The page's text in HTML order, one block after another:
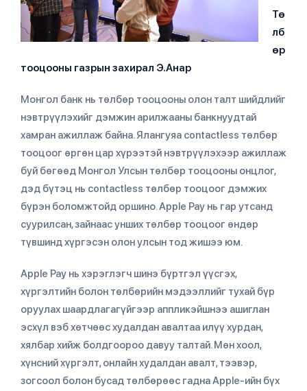
Тө
лб
өр
тооцооны газрын захирал Э.Анар
Монгол банк нь төлбөр тооцооны олон талт шийдлийг
нэвтрүүлэхийг дэмжин арилжааны банкнуудтай
хамран ажиллаж байна. Ялангуяа contactless төлбөр
тооцоог өргөн цар хүрээтэй нэвтрүүлэхээр ажиллаж
буй бөгөөд Монгол Улсын төлбөр тооцооны онцлог,
дэд бүтэц нь contactless төлбөр тооцоог дэмжих
бүрэн боломжтойд оршино. Apple Pay нь гар утсанд
суурилсан, зайнаас унших төлбөр тооцоог өндөр
түвшинд хүргэсэн олон улсын тод жишээ юм.
Apple Pay нь хэрэглэгч шинэ бүртгэл үүсгэх,
хүргэлтийн болон төлбөрийн мэдээллийг тухай бүр
оруулах шаардлагагүйгээр аппликэйшнээ ашиглан
эсхүл вэб хөтчөөс худалдан авалтаа илүү хурдан,
хялбар хийж болдгоороо давуу талтай. Мөн хоол,
хүнсний хүргэлт, онлайн худалдан авалт, тээвэр,
зогсоол болон бусад төлбөрөөс гадна Apple-ийн бүх